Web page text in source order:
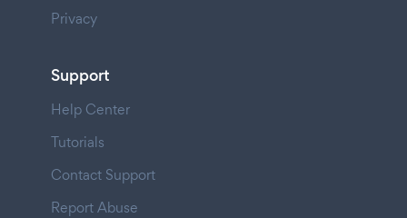
Privacy
Support
Help Center
Tutorials
Contact Support
Report Abuse